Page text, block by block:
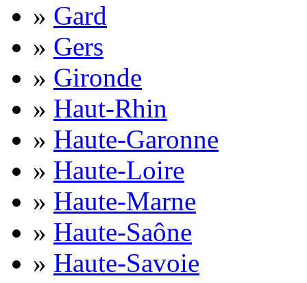
» Gard
» Gers
» Gironde
» Haut-Rhin
» Haute-Garonne
» Haute-Loire
» Haute-Marne
» Haute-Saône
» Haute-Savoie